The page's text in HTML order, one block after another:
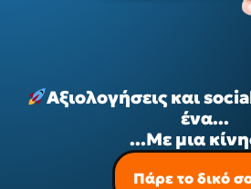
Αξιολογήσεις και
ένα...
...Με μια
Πάρε το δικό